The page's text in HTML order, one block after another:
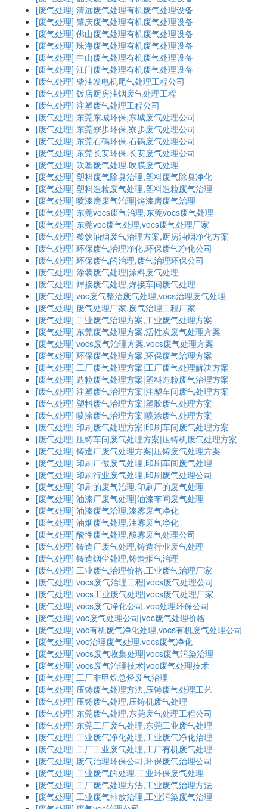
[废气处理] 清远废气处理有机废气处理设备
[废气处理] 肇庆废气处理有机废气处理设备
[废气处理] 佛山废气处理有机废气处理设备
[废气处理] 珠海废气处理有机废气处理设备
[废气处理] 中山废气处理有机废气处理设备
[废气处理] 江门废气处理有机废气处理设备
[废气处理] 柴油发电机尾气处理工程公司
[废气处理] 饭店厨房油烟废气处理工程
[废气处理] 注塑废气处理工程公司
[废气处理] 东莞东城环保,东城废气处理公司
[废气处理] 东莞寮步环保,寮步废气处理公司
[废气处理] 东莞石碣环保,石碣废气处理公司
[废气处理] 东莞长安环保,长安废气处理公司
[废气处理] 吹塑废气处理,吹膜废气处理
[废气处理] 塑料废气除臭治理,塑料废气除臭净化
[废气处理] 塑料造粒废气处理,塑料造粒废气治理
[废气处理] 喷漆房废气治理|烤漆房废气治理
[废气处理] 东莞vocs废气治理,东莞vocs废气处理
[废气处理] 东莞voc废气处理,vocs废气处理厂家
[废气处理] 餐饮油烟废气治理方案,厨房油烟净化方案
[废气处理] 环保废气治理净化,环保废气净化公司
[废气处理] 环保废气的治理,废气治理环保公司
[废气处理] 涂装废气处理|涂料废气处理
[废气处理] 焊接废气处理,焊接车间废气处理
[废气处理] voc废气整治废气处理,vocs治理废气处理
[废气处理] 废气处理厂家,废气治理工程厂家
[废气处理] 工业废气治理方案,工业废气处理方案
[废气处理] 东莞废气处理方案,活性炭废气处理方案
[废气处理] vocs废气治理方案,vocs废气处理方案
[废气处理] 环保废气处理方案,环保废气治理方案
[废气处理] 工厂废气处理方案|工厂废气处理解决方案
[废气处理] 造粒废气处理方案|塑料造粒废气治理方案
[废气处理] 注塑废气治理方案|注塑车间废气处理方案
[废气处理] 塑料废气治理方案|塑胶废气处理方案
[废气处理] 喷涂废气治理方案|喷涂废气处理方案
[废气处理] 印刷废气处理方案|印刷车间废气处理方案
[废气处理] 压铸车间废气处理方案|压铸机废气处理方案
[废气处理] 铸造厂废气处理方案|压铸废气处理方案
[废气处理] 印刷厂做废气处理,印刷车间废气处理
[废气处理] 印刷行业废气处理,印刷废气处理公司
[废气处理] 印刷的废气治理,印刷厂的废气处理
[废气处理] 油漆厂废气处理|油漆车间废气处理
[废气处理] 油漆废气治理,漆雾废气净化
[废气处理] 油烟废气处理,油雾废气净化
[废气处理] 酸性废气处理,酸雾废气处理公司
[废气处理] 铸造厂废气处理,铸造行业废气处理
[废气处理] 铸造烟尘处理,铸造烟气治理
[废气处理] 工业废气治理价格,工业废气治理厂家
[废气处理] vocs废气治理工程|vocs废气处理公司
[废气处理] vocs工业废气处理|vocs废气处理厂家
[废气处理] vocs废气净化公司,voc处理环保公司
[废气处理] voc废气处理公司|voc废气处理价格
[废气处理] voc有机废气净化处理,vocs有机废气处理公司
[废气处理] voc治理废气处理,vocs废气净化
[废气处理] vocs废气收集处理|vocs废气污染治理
[废气处理] vocs废气治理技术|voc废气处理技术
[废气处理] 工厂非甲烷总烃废气治理
[废气处理] 压铸废气处理方法,压铸废气处理工艺
[废气处理] 压铸废气处理,压铸机废气处理
[废气处理] 东莞废气处理,东莞废气处理工程公司
[废气处理] 东莞工厂废气处理,东莞工业废气处理
[废气处理] 工业废气净化处理,工业废气净化治理
[废气处理] 工厂工业废气处理,工厂有机废气处理
[废气处理] 废气治理环保公司,环保废气治理公司
[废气处理] 工业废气的处理,工业环保废气处理
[废气处理] 工厂废气处理方法,工业废气治理方法
[废气处理] 工业废气排放治理,工业污染废气治理